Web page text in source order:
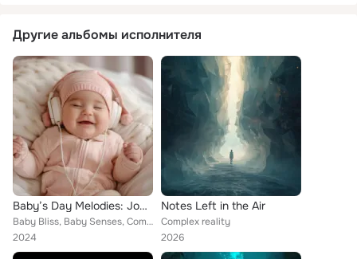
Другие альбомы исполнителя
Baby’s Day Melodies: Joyful Morning Tunes
Baby Bliss, Baby Senses, Complex Reality
2024
Notes Left in the Air
Complex reality
2026